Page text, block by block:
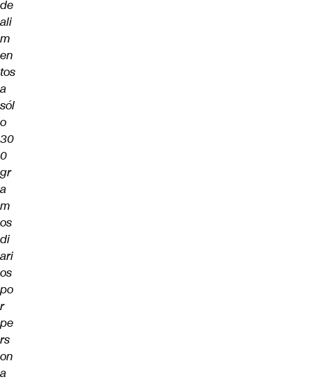
de
ali
m
en
tos
a
sól
o
30
0
gr
a
m
os
di
ari
os
po
r
pe
rs
on
a